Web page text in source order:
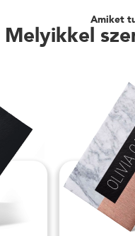
Amiket
Melyikkel